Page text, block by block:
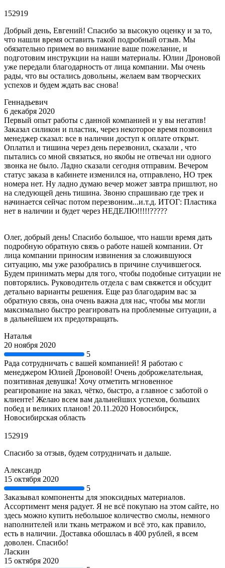
152919
Добрый день, Евгений! Спасибо за высокую оценку и за то,
что нашли время оставить такой подробный отзыв. Мы
обязательно примем во внимание ваше пожелание, и
подготовим инструкции на наши материалы. Юлии Дроновой
уже передали благодарность от лица компании. Мы очень
рады, что вы остались довольны, желаем вам творческих
успехов и будем ждать вас снова!
Геннадьевич
6 декабря 2020
Первый опыт работы с данной компанией и у вы негатив!
Заказал силикон и пластик, через некоторое время позвонил
менеджер сказал: все в наличии доступ к оплате открыт.
Оплатил и тишина через день перезвонил, сказали , что
пытались со мной связаться, но якобы не отвечал ни одного
звонка не было. Ладно сказали сегодня отправим. Вечером
статус заказа в кабинете изменился на, отправлено, НО трек
номера нет. Ну ладно думаю вечер может завтра пришлют, но
на следующей день тишина. Звоню спрашиваю где трек и
начинается сейчас потом перезвоним...и.т.д. ИТОГ: Пластика
нет в наличии и будет через НЕДЕЛЮ!!!!!?????
Олег, добрый день! Спасибо большое, что нашли время дать
подробную обратную связь о работе нашей компании. От
лица компании приносим извинения за сложившуюся
ситуацию, мы уже разобрались в причине случившегося.
Будем принимать меры для того, чтобы подобные ситуации не
повторялись. Руководитель отдела с вам свяжется и обсудит
детально варианты решения. Еще раз благодарим вас за
обратную связь, она очень важна для нас, чтобы мы могли
максимально быстро реагировать на проблемные ситуации, а
в дальнейшем их предотвращать.
Наталья
20 ноября 2020
5
Рада сотрудничать с вашей компанией! Я работаю с
менеджером Юлией Дроновой! Очень доброжелательная,
позитивная девушка! Хочу отметить мгновенное
реагирование на заказ, чётко, быстро, а главное с заботой о
клиенте! Желаю всем вам дальнейших успехов, больших
побед и великих планов! 20.11.2020 Новосибирск,
Новосибирская область
152919
Спасибо за отзыв, будем сотрудничать и дальше.
Александр
15 октября 2020
5
Заказывал компоненты для эпоксидных материалов.
Ассортимент меня радует. Я не всё покупаю на этом сайте, но
здесь можно купить небольшое количество смолы, немного
наполнителей или ткань метражом и всё это, как правило,
есть в наличии. Доставка обошлась в 400 рублей, я всем
доволен. Спасибо!
Ласкин
15 октября 2020